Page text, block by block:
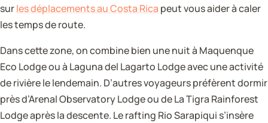
surles déplacements au Costa Rica peut vous aider à caler
les temps de route.
Dans cette zone, on combine bien une nuit à Maquenque
Eco Lodge ou à Laguna del Lagarto Lodge avec une activité
de rivière le lendemain. D’autres voyageurs préfèrent dormir
près d’Arenal Observatory Lodge ou de La Tigra Rainforest
Lodge après la descente. Le rafting Rio Sarapiqui s’insère